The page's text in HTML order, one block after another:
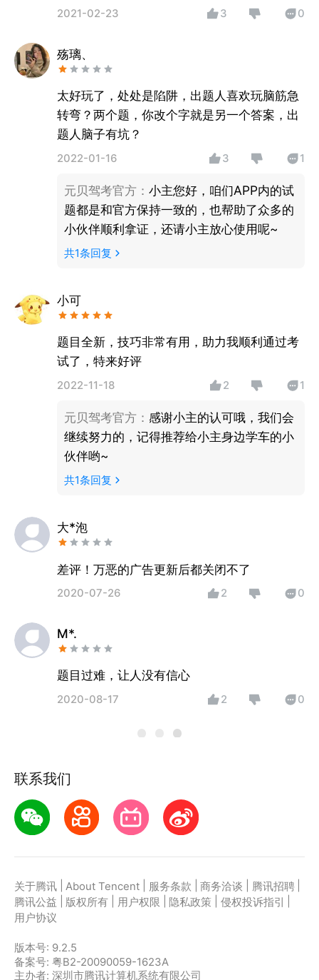
2021-02-23 3 0
殇璃、
太好玩了，处处是陷阱，出题人喜欢玩脑筋急
转弯？两个题，你改个字就是另一个答案，出
题人脑子有坑？
2022-01-16 3 1
元贝驾考官方： 小主您好，咱们APP内的试
题都是和官方保持一致的，也帮助了众多的
小伙伴顺利拿证，还请小主放心使用呢~
共1条回复
小可
题目全新，技巧非常有用，助力我顺利通过考
试了，特来好评
2022-11-18 2 1
元贝驾考官方： 感谢小主的认可哦，我们会
继续努力的，记得推荐给小主身边学车的小
伙伴哟~
共1条回复
大*泡
差评！万恶的广告更新后都关闭不了
2020-07-26 2 0
M*.
题目过难，让人没有信心
2020-08-17 2 0
联系我们
关于腾讯 About Tencent 服务条款 商务洽谈 腾讯招聘
腾讯公益
版权所有 用户权限 隐私政策 侵权投诉指引
用户协议
版本号: 9.2.5
备案号: 粤B2-20090059-1623A
主办者: 深圳市腾讯计算机系统有限公司